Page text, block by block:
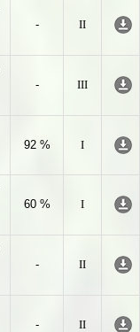
-
II
-
III
92 %
I
60 %
I
-
II
-
II